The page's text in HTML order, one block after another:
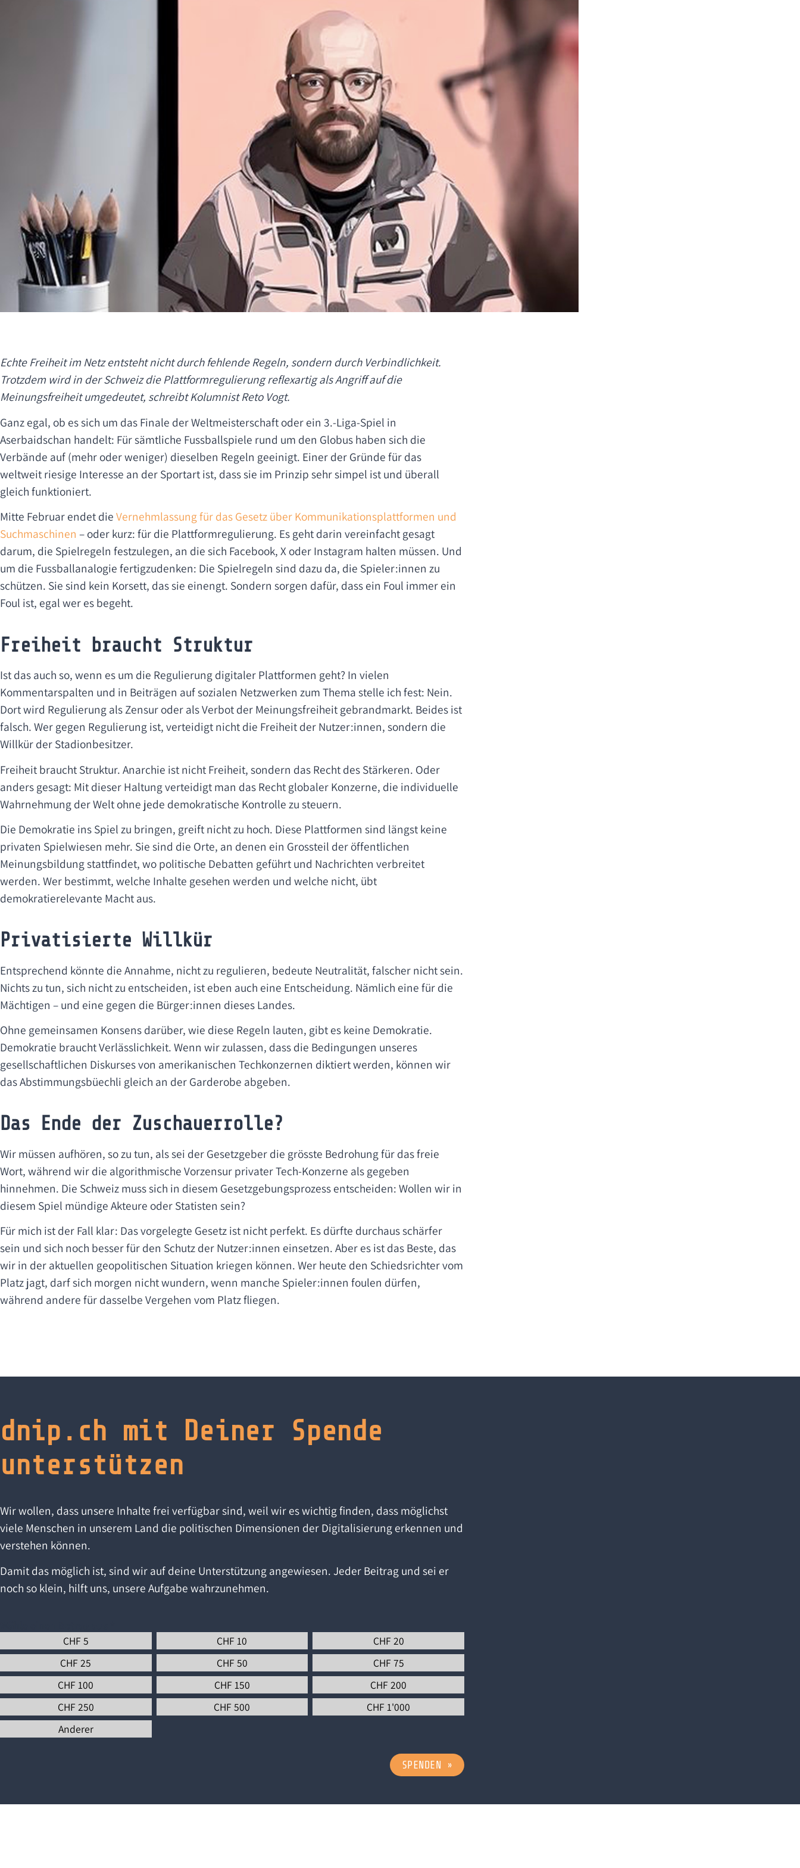
Echte Freiheit im Netz entsteht nicht durch fehlende Regeln, sondern durch Verbindlichkeit.
Trotzdem wird in der Schweiz die Plattformregulierung reflexartig als Angriff auf die
Meinungsfreiheit umgedeutet, schreibt Kolumnist Reto Vogt.
Ganz egal, ob es sich um das Finale der Weltmeisterschaft oder ein 3.-Liga-Spiel in
Aserbaidschan handelt: Für sämtliche Fussballspiele rund um den Globus haben sich die
Verbände auf (mehr oder weniger) dieselben Regeln geeinigt. Einer der Gründe für das
weltweit riesige Interesse an der Sportart ist, dass sie im Prinzip sehr simpel ist und überall
gleich funktioniert.
Mitte Februar endet dieVernehmlassung für das Gesetz über Kommunikationsplattformen und
Suchmaschinen – oder kurz: für die Plattformregulierung. Es geht darin vereinfacht gesagt
darum, die Spielregeln festzulegen, an die sich Facebook, X oder Instagram halten müssen. Und
um die Fussballanalogie fertigzudenken: Die Spielregeln sind dazu da, die Spieler:innen zu
schützen. Sie sind kein Korsett, das sie einengt. Sondern sorgen dafür, dass ein Foul immer ein
Foul ist, egal wer es begeht.
Freiheit braucht Struktur
Ist das auch so, wenn es um die Regulierung digitaler Plattformen geht? In vielen
Kommentarspalten und in Beiträgen auf sozialen Netzwerken zum Thema stelle ich fest: Nein.
Dort wird Regulierung als Zensur oder als Verbot der Meinungsfreiheit gebrandmarkt. Beides ist
falsch. Wer gegen Regulierung ist, verteidigt nicht die Freiheit der Nutzer:innen, sondern die
Willkür der Stadionbesitzer.
Freiheit braucht Struktur. Anarchie ist nicht Freiheit, sondern das Recht des Stärkeren. Oder
anders gesagt: Mit dieser Haltung verteidigt man das Recht globaler Konzerne, die individuelle
Wahrnehmung der Welt ohne jede demokratische Kontrolle zu steuern.
Die Demokratie ins Spiel zu bringen, greift nicht zu hoch. Diese Plattformen sind längst keine
privaten Spielwiesen mehr. Sie sind die Orte, an denen ein Grossteil der öffentlichen
Meinungsbildung stattfindet, wo politische Debatten geführt und Nachrichten verbreitet
werden. Wer bestimmt, welche Inhalte gesehen werden und welche nicht, übt
demokratierelevante Macht aus.
Privatisierte Willkür
Entsprechend könnte die Annahme, nicht zu regulieren, bedeute Neutralität, falscher nicht sein.
Nichts zu tun, sich nicht zu entscheiden, ist eben auch eine Entscheidung. Nämlich eine für die
Mächtigen – und eine gegen die Bürger:innen dieses Landes.
Ohne gemeinsamen Konsens darüber, wie diese Regeln lauten, gibt es keine Demokratie.
Demokratie braucht Verlässlichkeit. Wenn wir zulassen, dass die Bedingungen unseres
gesellschaftlichen Diskurses von amerikanischen Techkonzernen diktiert werden, können wir
das Abstimmungsbüechli gleich an der Garderobe abgeben.
Das Ende der Zuschauerrolle?
Wir müssen aufhören, so zu tun, als sei der Gesetzgeber die grösste Bedrohung für das freie
Wort, während wir die algorithmische Vorzensur privater Tech-Konzerne als gegeben
hinnehmen. Die Schweiz muss sich in diesem Gesetzgebungsprozess entscheiden: Wollen wir in
diesem Spiel mündige Akteure oder Statisten sein?
Für mich ist der Fall klar: Das vorgelegte Gesetz ist nicht perfekt. Es dürfte durchaus schärfer
sein und sich noch besser für den Schutz der Nutzer:innen einsetzen. Aber es ist das Beste, das
wir in der aktuellen geopolitischen Situation kriegen können. Wer heute den Schiedsrichter vom
Platz jagt, darf sich morgen nicht wundern, wenn manche Spieler:innen foulen dürfen,
während andere für dasselbe Vergehen vom Platz fliegen.
dnip.ch mit Deiner Spende
unterstützen
Wir wollen, dass unsere Inhalte frei verfügbar sind, weil wir es wichtig finden, dass möglichst
viele Menschen in unserem Land die politischen Dimensionen der Digitalisierung erkennen und
verstehen können.
Damit das möglich ist, sind wir auf deine Unterstützung angewiesen. Jeder Beitrag und sei er
noch so klein, hilft uns, unsere Aufgabe wahrzunehmen.
CHF 5 CHF 10 CHF 20
CHF 25 CHF 50 CHF 75
CHF 100 CHF 150 CHF 200
CHF 250 CHF 500 CHF 1'000
Anderer
SPENDEN »